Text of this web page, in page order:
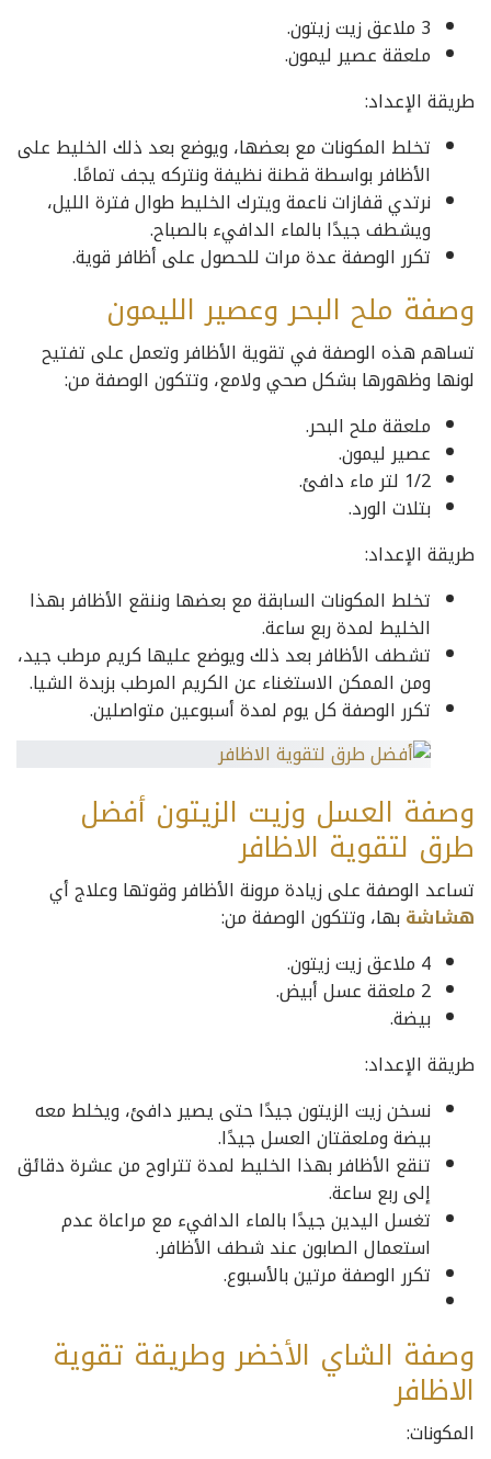
3 ملاعق زيت زيتون.
ملعقة عصير ليمون.
طريقة الإعداد:
تخلط المكونات مع بعضها، ويوضع بعد ذلك الخليط على
الأظافر بواسطة قطنة نظيفة ونتركه يجف تمامًا.
نرتدي قفازات ناعمة ويترك الخليط طوال فترة الليل،
ويشطف جيدًا بالماء الدافيء بالصباح.
تكرر الوصفة عدة مرات للحصول على أظافر قوية.
وصفة ملح البحر وعصير الليمون
تساهم هذه الوصفة في تقوية الأظافر وتعمل على تفتيح
لونها وظهورها بشكل صحي ولامع، وتتكون الوصفة من:
ملعقة ملح البحر.
عصير ليمون.
1/2 لتر ماء دافئ.
بتلات الورد.
طريقة الإعداد:
تخلط المكونات السابقة مع بعضها وننقع الأظافر بهذا
الخليط لمدة ربع ساعة.
تشطف الأظافر بعد ذلك ويوضع عليها كريم مرطب جيد،
ومن الممكن الاستغناء عن الكريم المرطب بزبدة الشيا.
تكرر الوصفة كل يوم لمدة أسبوعين متواصلين.
وصفة العسل وزيت الزيتون أفضل
طرق لتقوية الاظافر
تساعد الوصفة على زيادة مرونة الأظافر وقوتها وعلاج أي
هشاشةبها، وتتكون الوصفة من:
4 ملاعق زيت زيتون.
2 ملعقة عسل أبيض.
بيضة.
طريقة الإعداد:
نسخن زيت الزيتون جيدًا حتى يصير دافئ، ويخلط معه
بيضة وملعقتان العسل جيدًا.
تنقع الأظافر بهذا الخليط لمدة تتراوح من عشرة دقائق
إلى ربع ساعة.
تغسل اليدين جيدًا بالماء الدافيء مع مراعاة عدم
استعمال الصابون عند شطف الأظافر.
تكرر الوصفة مرتين بالأسبوع.
وصفة الشاي الأخضر وطريقة تقوية
الاظافر
المكونات: